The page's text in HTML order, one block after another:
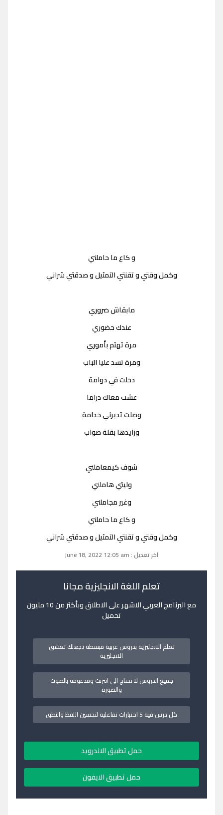
و كاع ما حاملني
وكمل وقتي و تقنتي التمثيل و صدقتي شراني
مابقاش ضروري
عندك حضوري
مرة تهتم بأموري
ومرة تسد عليا الباب
دخلت في دوامة
عشت معاك دراما
وصلت تديرني خدامة
وزايدها بقلة صواب
شوف كيمعاملني
وليتي هاملني
وغير مجاملني
و كاع ما حاملني
وكمل وقتي و تقنتي التمثيل و صدقتي شراني
اخر تعديل : June 18, 2022 12:05 am
تعلم اللغة الانجليزية مجانا
مع البرنامج العربي الاشهر على الاطلاق وبأكثر من 10 مليون
تحميل
تعلم الانجليزية بدروس عربية مبسطة تجعلك تعشق
الانجليزية
جميع الدروس لا تحتاج الى انترنت ومدعومة بالصوت
والصورة
كل درس فيه 5 اختبارات تفاعلية لتحسين اللفظ والنطق
حمل تطبيق الاندرويد
حمل تطبيق الايفون